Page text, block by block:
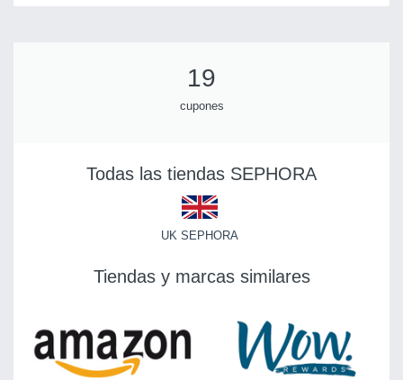
19
cupones
Todas las tiendas SEPHORA
UK SEPHORA
Tiendas y marcas similares